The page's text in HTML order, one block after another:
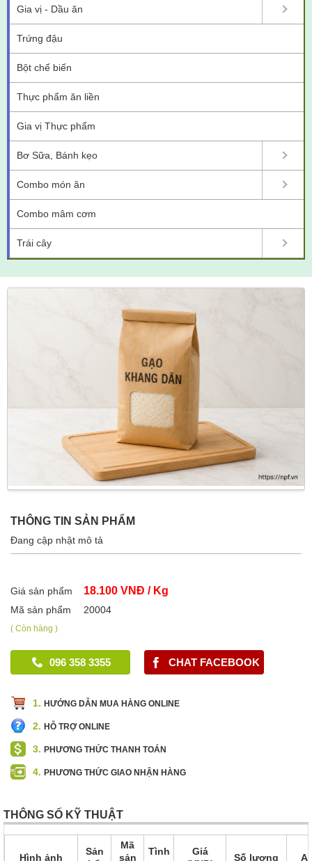
Gia vị - Dầu ăn
Trứng đậu
Bột chế biến
Thực phẩm ăn liền
Gia vị Thực phẩm
Bơ Sữa, Bánh kẹo
Combo món ăn
Combo mâm cơm
Trái cây
THÔNG TIN SẢN PHẨM
Đang cập nhật mô tả
Giá sản phẩm 18.100 VNĐ / Kg
Mã sản phẩm 20004
( Còn hàng )
096 358 3355 CHAT FACEBOOK
1. HƯỚNG DẪN MUA HÀNG ONLINE
2. HỖ TRỢ ONLINE
3. PHƯƠNG THỨC THANH TOÁN
4. PHƯƠNG THỨC GIAO NHẬN HÀNG
THÔNG SỐ KỸ THUẬT
Hình ảnh
Sản
Mã
sản
Tình
Giá
Số lượng